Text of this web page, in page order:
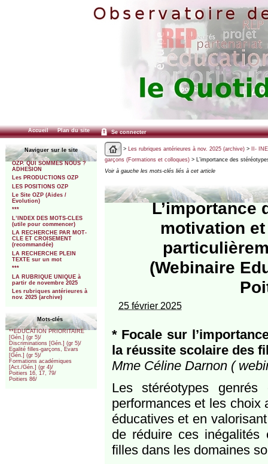
Accueil Plan du site Se connecter
Naviguer sur le site
OZP. QUI SOMMES NOUS ?
ADHESION
Les PRODUCTIONS OZP
LES POSITIONS OZP
Le Site OZP (Aides /
Evolution)
***
L’INDEX DES MOTS-CLES
(utile pour commencer)
LA RECHERCHE PAR MOT-
CLE ET CROISEMENT
(recommandée)
LA RECHERCHE PLEIN
TEXTE sur un mot
***
LA RUBRIQUE UNIQUE à
partir de novembre 2025
Les rubriques antérieures à
nov. 2025 (archive)
Mots-clés
**EDUCATION PRIORITAIRE
[Gén.] (gr 5)/
Discriminations [Gén.] (gr 5)/
Egalité filles-garçons, Evars
[Gén.] (gr 5)/
Formations académiques
[Act./Gén.] (gr 4)/
Poitiers 16, 17, 79/
Poitiers 86/
> Les rubriques antérieures à nov. 2025 (archive)>
II-
garçons (Formations et colloques)> L’importance des
Voir à gauche les mots-clés liés à cet article
L’importance
motivation
(Webinaire
25 février 2025
* Focale sur
la réussite scolaire des
Mme Céline Darnon (
Les stéréotypes
performances et les choix
éducatives et en
de réduire ces inégalités
filles dans les domaines